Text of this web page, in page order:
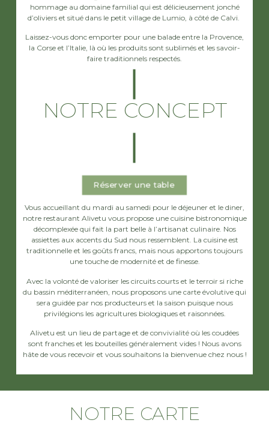
hommage au domaine familial qui est délicieusement jonché
d’oliviers et situé dans le petit village de Lumio, à côté de Calvi.
Laissez-vous donc emporter pour une balade entre la Provence,
la Corse et l’Italie, là où les produits sont sublimés et les savoir-
faire traditionnels respectés.
NOTRE CONCEPT
Réserver une table
Vous accueillant du mardi au samedi pour le déjeuner et le diner,
notre restaurant Alivetu vous propose une cuisine bistronomique
décomplexée qui fait la part belle à l’artisanat culinaire. Nos
assiettes aux accents du Sud nous ressemblent. La cuisine est
traditionnelle et les goûts francs, mais nous apportons toujours
une touche de modernité et de finesse.
Avec la volonté de valoriser les circuits courts et le terroir si riche
du bassin méditerranéen, nous proposons une carte évolutive qui
sera guidée par nos producteurs et la saison puisque nous
privilégions les agricultures biologiques et raisonnées.
Alivetu est un lieu de partage et de convivialité où les coudées
sont franches et les bouteilles généralement vides ! Nous avons
hâte de vous recevoir et vous souhaitons la bienvenue chez nous !
NOTRE CARTE